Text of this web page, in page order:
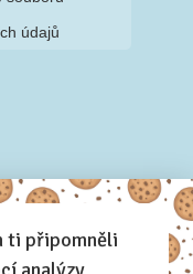
údajů
ti připomněli